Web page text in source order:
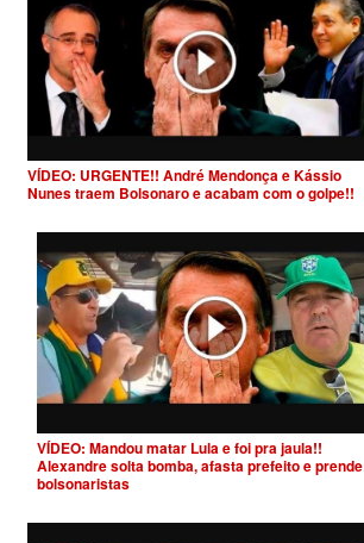
VÍDEO: URGENTE!! André Mendonça e Kássio
Nunes traem Bolsonaro e acabam com o golpe!!
VÍDEO: Mandou matar Lula e foi pra jaula!!
Alexandre solta bomba, afasta prefeito e prende
bolsonaristas